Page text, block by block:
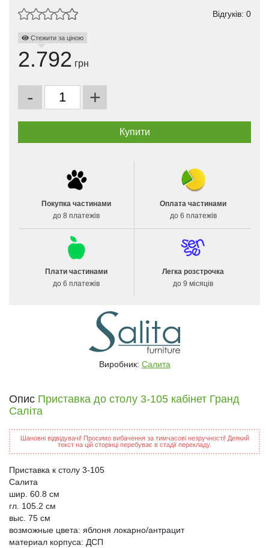
Відгуків: 0
Стежити за ціною
2.792 грн
- +
Покупка частинами
до 8 платежів
Оплата частинами
до 6 платежів
Плати частинами
до 6 платежів
Легка розстрочка
до 9 місяців
Виробник: Салита
Опис Приставка до столу 3-105 кабінет Гранд
Саліта
Шановні відвідувачі! Просимо вибачення за тимчасові незручності! Деякий
текст на цій сторінці перебуває в стадії перекладу.
Приставка к столу 3-105
Салита
шир. 60.8 см
гл. 105.2 см
выс. 75 см
возможные цвета: яблоня локарно/антрацит
материал корпуса: ДСП